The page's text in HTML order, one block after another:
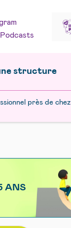
Podcasts
structure
près de chez
ANS